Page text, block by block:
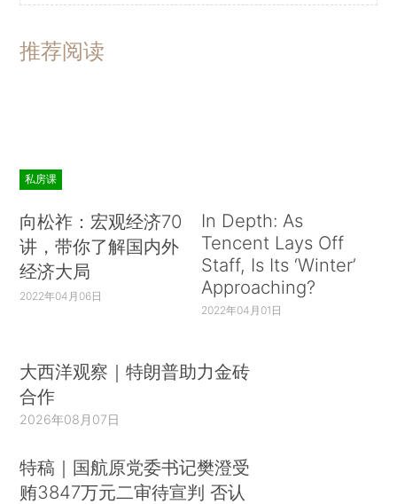
推荐阅读
私房课
向松祚：宏观经济70
讲，带你了解国内外
经济大局
2022年04月06日
In Depth: As
Tencent Lays Off
Staff, Is Its ‘Winter’
Approaching?
2022年04月01日
大西洋观察｜特朗普助力金砖
合作
2026年08月07日
特稿｜国航原党委书记樊澄受
贿3847万元二审待宣判 否认